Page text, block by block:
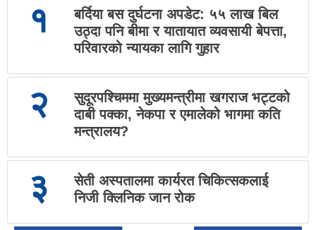
१
बर्दिया बस दुर्घटना अपडेट: ५५ लाख बिल
उठ्दा पनि बीमा र यातायात व्यवसायी बेपत्ता,
परिवारको न्यायका लागि गुहार
२
सुदूरपश्चिममा मुख्यमन्त्रीमा खगराज भट्टको
दाबी पक्का, नेकपा र एमालेको भागमा कति
मन्त्रालय?
३
सेती अस्पतालमा कार्यरत चिकित्सकलाई
निजी क्लिनिक जान रोक